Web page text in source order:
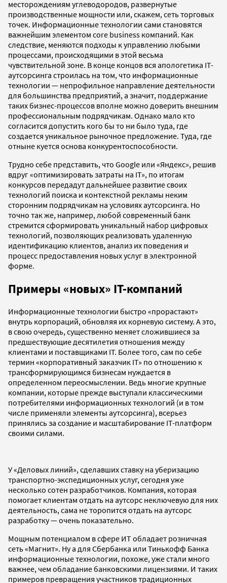
месторождениям углеводородов, развернутые
производственные мощности или, скажем, сеть торговых
точек. Информационные технологии сами становятся
важнейшим элементом core business компаний. Как
следствие, меняются подходы к управлению любыми
процессами, происходящими в этой весьма
чувствительной зоне. В конце концов вся апологетика IT-
аутсорсинга строилась на том, что информационные
технологии — непрофильное направление деятельности
для большинства предприятий, а значит, поддержание
таких бизнес-процессов вполне можно доверить внешним
профессиональным подрядчикам. Однако мало кто
согласится допустить кого бы то ни было туда, где
создается уникальное рыночное предложение. Туда, где
отныне куется основа конкурентоспособности.
Трудно себе представить, что Google или «Яндекс», решив
вдруг «оптимизировать затраты на IT», по итогам
конкурсов передадут дальнейшее развитие своих
технологий поиска и контекстной рекламы неким
сторонним подрядчикам на условиях аутсорсинга. Но
точно так же, например, любой современный банк
стремится сформировать уникальный набор цифровых
технологий, позволяющих реализовать удаленную
идентификацию клиентов, анализ их поведения и
процесс предоставления новых услуг в электронной
форме.
Примеры «новых» IT-компаний
Информационные технологии быстро «прорастают»
внутрь корпораций, обновляя их корневую систему. А это,
в свою очередь, существенно меняет сложившиеся за
предшествующие десятилетия отношения между
клиентами и поставщиками IT. Более того, сам по себе
термин «корпоративный заказчик IT» по отношению к
трансформирующимся бизнесам нуждается в
определенном переосмыслении. Ведь многие крупные
компании, которые прежде выступали классическими
потребителями информационных технологий (и в том
числе применяли элементы аутсорсинга), всерьез
принялись за создание и масштабирование IT-платформ
своими силами.
У «Деловых линий», сделавших ставку на уберизацию
транспортно-экспедиционных услуг, сегодня уже
несколько сотен разработчиков. Компания, которая
помогает клиентам отдать на аутсорс неключевую для них
деятельность, сама не торопится отдать на аутсорс
разработку — очень показательно.
Мощным потенциалом в сфере ИТ обладает розничная
сеть «Магнит». Ну а для Сбербанка или Тинькофф Банка
информационные технологии, похоже, уже стали много
важнее, чем обладание банковскими лицензиями. И таких
примеров превращения участников традиционных